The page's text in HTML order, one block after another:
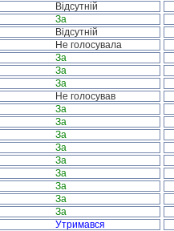
Відсутній
За
Відсутній
Не голосувала
За
За
За
Не голосував
За
За
За
За
За
За
За
За
За
Утримався